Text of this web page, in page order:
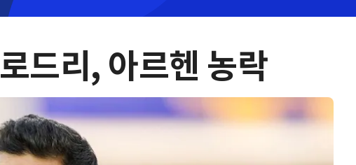
드리, 아르헨 농락